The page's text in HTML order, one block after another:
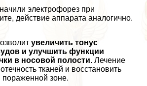
электрофорез при
действие аппарата аналогично.
увеличить тонус
и улучшить функции
в носовой полости. Лечение
тканей и восстановить
зоне.